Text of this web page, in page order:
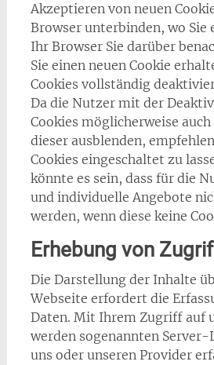
Akzeptieren von neuen
Browser unterbinden, wo Sie
Ihr Browser Sie darüber
Sie einen neuen Cookie
Cookies vollständig
Da die Nutzer mit der
Cookies möglicherweise
dieser ausblenden,
Cookies eingeschaltet zu
könnte es sein, dass für die
und individuelle Angebote
werden, wenn diese keine
Erhebung von
Die Darstellung der Inhalte
Webseite erfordert die
Daten. Mit Ihrem Zugriff auf
werden sogenannten
uns oder unseren Provider